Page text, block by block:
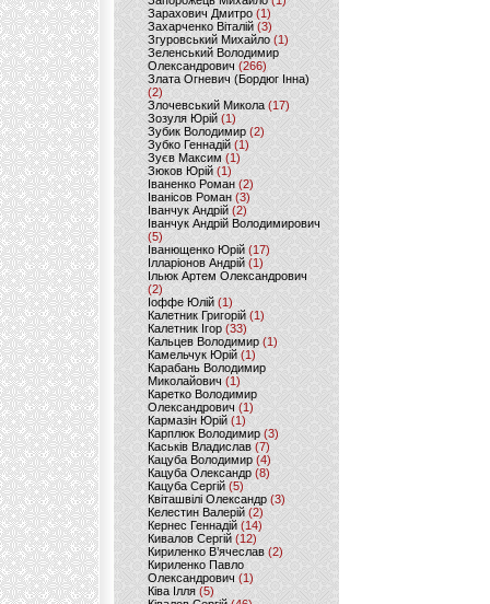
Зарахович Дмитро (1)
Захарченко Віталій (3)
Згуровський Михайло (1)
Зеленський Володимир
Олександрович (266)
Злата Огневич (Бордюг Інна)
(2)
Злочевський Микола(17)
Зозуля Юрій (1)
Зубик Володимир (2)
Зубко Геннадій (1)
Зуєв Максим(1)
Зюков Юрій (1)
Іваненко Роман (2)
Іванісов Роман (3)
Іванчук Андрій(2)
Іванчук Андрій Володимирович
(5)
Іванющенко Юрій (17)
Ілларіонов Андрій (1)
Ільюк Артем Олександрович
(2)
Іоффе Юлій (1)
Калетник Григорій(1)
Калетник Ігор (33)
Кальцев Володимир(1)
Камельчук Юрій (1)
Карабань Володимир
Миколайович (1)
Каретко Володимир
Олександрович (1)
Кармазін Юрій(1)
Карплюк Володимир(3)
Каськів Владислав (7)
Кацуба Володимир (4)
Кацуба Олександр (8)
Кацуба Сергій (5)
Квіташвілі Олександр(3)
Келестин Валерій(2)
Кернес Геннадій (14)
Кивалов Сергій (12)
Кириленко В’ячеслав (2)
Кириленко Павло
Олександрович (1)
Ківа Ілля (5)